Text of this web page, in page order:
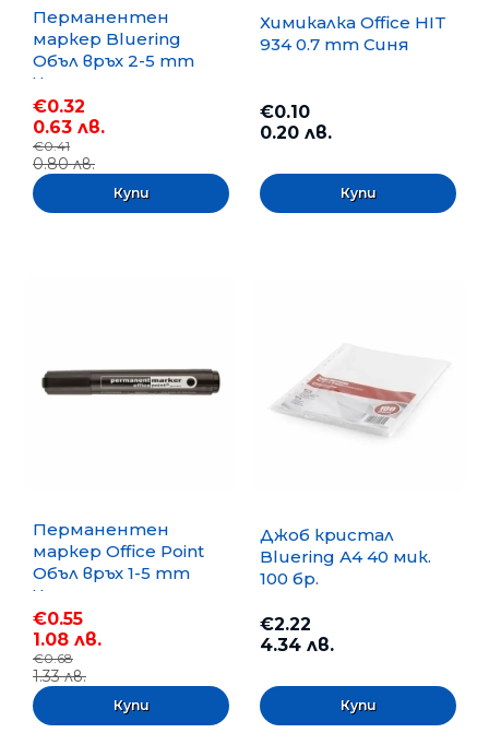
Перманентен
маркер Bluering
Объл връх 2-5 mm
Черен
€0.32
0.63 лв.
€0.41
0.80 лв.
Химикалка Office HIT
934 0.7 mm Синя
€0.10
0.20 лв.
Перманентен
маркер Office Point
Объл връх 1-5 mm
Черен
€0.55
1.08 лв.
€0.68
1.33 лв.
Джоб кристал
Bluering А4 40 мик.
100 бр.
€2.22
4.34 лв.